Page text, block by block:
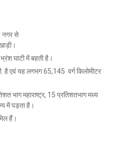
नगर से
घाटी में बहती है।
है एवं यह लगभग 65,145 वर्ग किलोमीटर
भाग महाराष्ट्र, 15 प्रतिशतभाग मध्य
में पड़ता है।
हैं।